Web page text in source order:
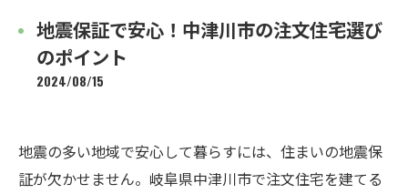
地震保証で安心！中津川市の注文住宅選び
のポイント
2024/08/15
地震の多い地域で安心して暮らすには、住まいの地震保
証が欠かせません。岐阜県中津川市で注文住宅を建てる